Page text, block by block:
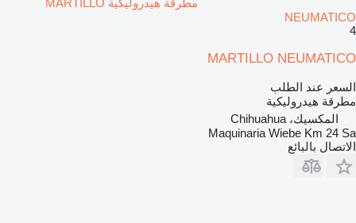
مطرقة هيدروليكية MARTILLO
NEUMATICO
4
MARTILLO NEUMATICO
السعر عند الطلب
مطرقة هيدروليكية
المكسيك، Chihuahua
Maquinaria Wiebe Km 24 Sa
الاتصال بالبائع